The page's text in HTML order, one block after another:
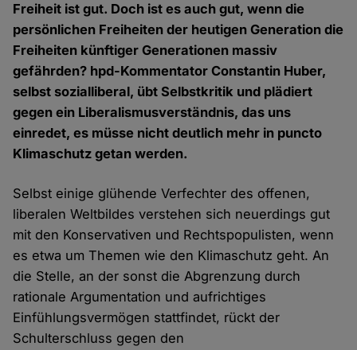
Freiheit ist gut. Doch ist es auch gut, wenn die
persönlichen Freiheiten der heutigen Generation die
Freiheiten künftiger Generationen massiv
gefährden? hpd-Kommentator Constantin Huber,
selbst sozialliberal, übt Selbstkritik und plädiert
gegen ein Liberalismusverständnis, das uns
einredet, es müsse nicht deutlich mehr in puncto
Klimaschutz getan werden.
Selbst einige glühende Verfechter des offenen,
liberalen Weltbildes verstehen sich neuerdings gut
mit den Konservativen und Rechtspopulisten, wenn
es etwa um Themen wie den Klimaschutz geht. An
die Stelle, an der sonst die Abgrenzung durch
rationale Argumentation und aufrichtiges
Einfühlungsvermögen stattfindet, rückt der
Schulterschluss gegen den